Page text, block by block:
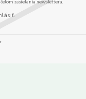
zasielania newslettera.